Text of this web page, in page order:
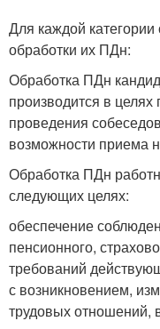
Для каждой
обработки их ПДн:
Обработка ПДн
производится в
проведения
возможности приема
Обработка ПДн
следующих целях:
обеспечение
пенсионного,
требований
с возникновением,
трудовых отношений,